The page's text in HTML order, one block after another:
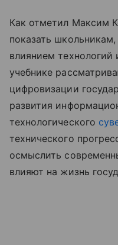
Как отметил Максим
показать
влиянием технологий
учебнике
цифровизации
развития
технологического
технического
осмыслить
влияют на жизнь